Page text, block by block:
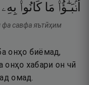
أَنۢبَـٰٓؤُا۟ مَا كَانُوا۟ بِهِۦ
фа савфа яътӣҳим
онҳо биёмад,
онҳо хабари он чӣ
омад.